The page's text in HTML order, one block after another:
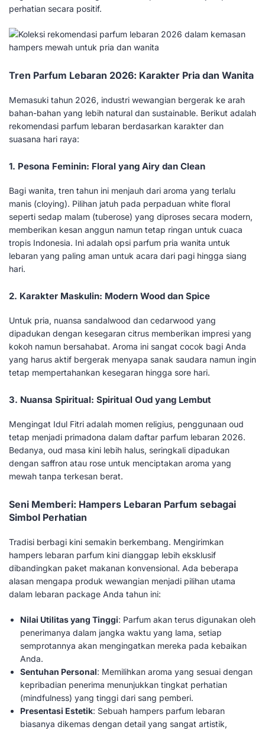
perhatian secara positif.
Tren Parfum Lebaran 2026: Karakter Pria dan Wanita
Memasuki tahun 2026, industri wewangian bergerak ke arah
bahan-bahan yang lebih natural dan sustainable. Berikut adalah
rekomendasi parfum lebaran berdasarkan karakter dan
suasana hari raya:
1. Pesona Feminin: Floral yang Airy dan Clean
Bagi wanita, tren tahun ini menjauh dari aroma yang terlalu
manis (cloying). Pilihan jatuh pada perpaduan white floral
seperti sedap malam (tuberose) yang diproses secara modern,
memberikan kesan anggun namun tetap ringan untuk cuaca
tropis Indonesia. Ini adalah opsi parfum pria wanita untuk
lebaran yang paling aman untuk acara dari pagi hingga siang
hari.
2. Karakter Maskulin: Modern Wood dan Spice
Untuk pria, nuansa sandalwood dan cedarwood yang
dipadukan dengan kesegaran citrus memberikan impresi yang
kokoh namun bersahabat. Aroma ini sangat cocok bagi Anda
yang harus aktif bergerak menyapa sanak saudara namun ingin
tetap mempertahankan kesegaran hingga sore hari.
3. Nuansa Spiritual: Spiritual Oud yang Lembut
Mengingat Idul Fitri adalah momen religius, penggunaan oud
tetap menjadi primadona dalam daftar parfum lebaran 2026.
Bedanya, oud masa kini lebih halus, seringkali dipadukan
dengan saffron atau rose untuk menciptakan aroma yang
mewah tanpa terkesan berat.
Seni Memberi: Hampers Lebaran Parfum sebagai
Simbol Perhatian
Tradisi berbagi kini semakin berkembang. Mengirimkan
hampers lebaran parfum kini dianggap lebih eksklusif
dibandingkan paket makanan konvensional. Ada beberapa
alasan mengapa produk wewangian menjadi pilihan utama
dalam lebaran package Anda tahun ini:
Nilai Utilitas yang Tinggi: Parfum akan terus digunakan oleh
penerimanya dalam jangka waktu yang lama, setiap
semprotannya akan mengingatkan mereka pada kebaikan
Anda.
Sentuhan Personal: Memilihkan aroma yang sesuai dengan
kepribadian penerima menunjukkan tingkat perhatian
(mindfulness) yang tinggi dari sang pemberi.
Presentasi Estetik: Sebuah hampers parfum lebaran
biasanya dikemas dengan detail yang sangat artistik,